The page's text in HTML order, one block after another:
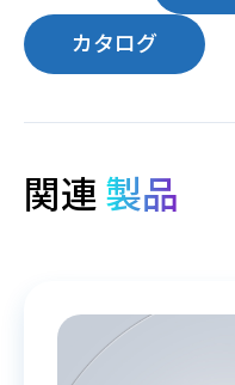
カタログ
関連 製品